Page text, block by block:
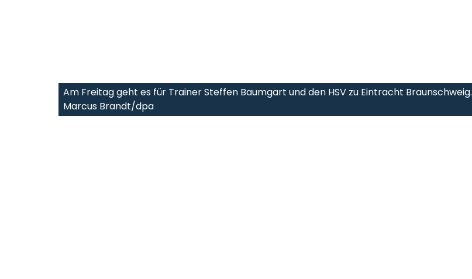
Am Freitag geht es für Trainer Steffen Baumgart und den HSV zu Eintracht Braunschweig.
Marcus Brandt/dpa